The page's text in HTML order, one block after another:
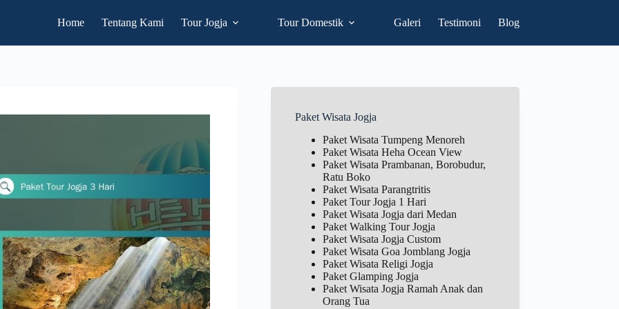
Home Tentang Kami Tour Jogja Tour Domestik Galeri Testimoni Blog
Paket Wisata Jogja
Paket Wisata Tumpeng Menoreh
Paket Wisata Heha Ocean View
Paket Wisata Prambanan, Borobudur,
Ratu Boko
Paket Wisata Parangtritis
Paket Tour Jogja 1 Hari
Paket Wisata Jogja dari Medan
Paket Walking Tour Jogja
Paket Wisata Jogja Custom
Paket Wisata Goa Jomblang Jogja
Paket Wisata Religi Jogja
Paket Glamping Jogja
Paket Wisata Jogja Ramah Anak dan
Orang Tua